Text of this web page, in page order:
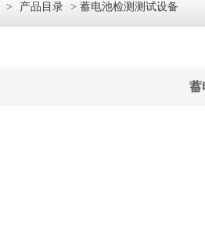
> 产品目录 > 蓄电池检测测试设备
蓄